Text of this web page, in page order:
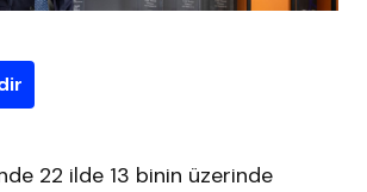
22 ilde 13 binin üzerinde